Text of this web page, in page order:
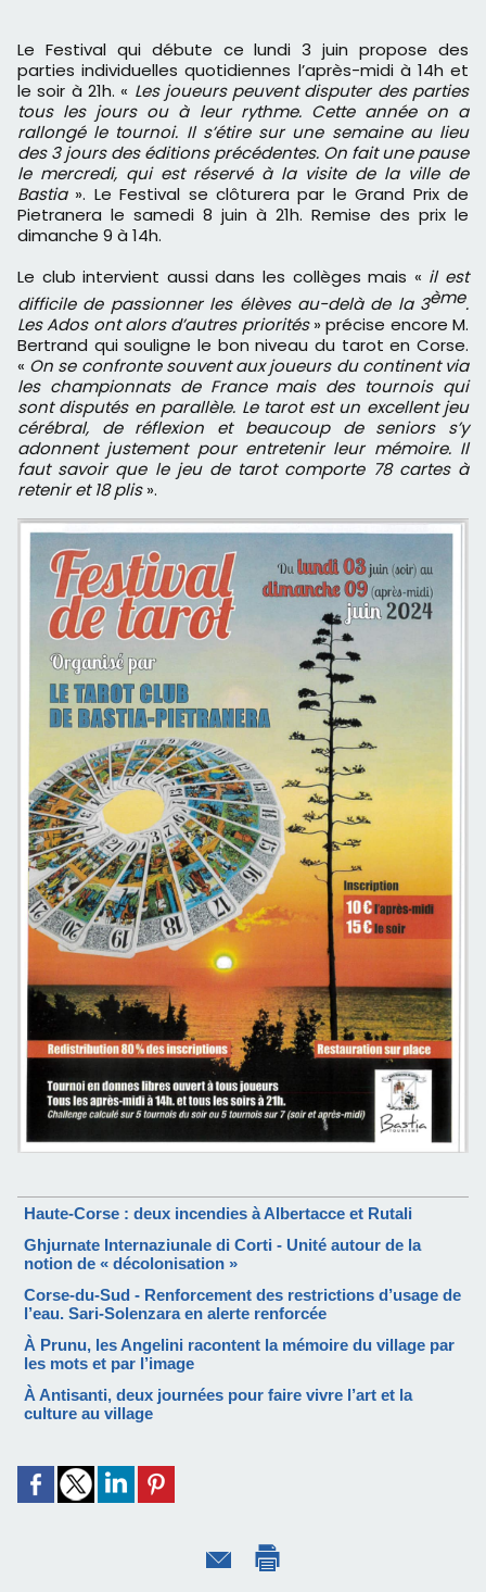
Le Festival qui débute ce lundi 3 juin propose des
parties individuelles quotidiennes l’après-midi à 14h et
le soir à 21h. « Les joueurs peuvent disputer des parties
tous les jours ou à leur rythme. Cette année on a
rallongé le tournoi. Il s’étire sur une semaine au lieu
des 3 jours des éditions précédentes. On fait une pause
le mercredi, qui est réservé à la visite de la ville de
Bastia». Le Festival se clôturera par le Grand Prix de
Pietranera le samedi 8 juin à 21h. Remise des prix le
dimanche 9 à 14h.
Le club intervient aussi dans les collèges mais « il est
difficile de passionner les élèves au-delà de la 3ème.
Les Ados ont alors d’autres priorités» précise encore M.
Bertrand qui souligne le bon niveau du tarot en Corse.
« On se confronte souvent aux joueurs du continent via
les championnats de France mais des tournois qui
sont disputés en parallèle. Le tarot est un excellent jeu
cérébral, de réflexion et beaucoup de seniors s’y
adonnent justement pour entretenir leur mémoire. Il
faut savoir que le jeu de tarot comporte 78 cartes à
retenir et 18 plis».
Haute-Corse : deux incendies à Albertacce et Rutali
Ghjurnate Internaziunale di Corti - Unité autour de la
notion de « décolonisation »
Corse-du-Sud - Renforcement des restrictions d’usage de
l’eau. Sari-Solenzara en alerte renforcée
À Prunu, les Angelini racontent la mémoire du village par
les mots et par l’image
À Antisanti, deux journées pour faire vivre l’art et la
culture au village